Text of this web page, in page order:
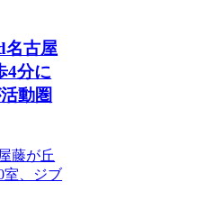
名古屋
4分に
動圏
藤が丘
室、ジブ